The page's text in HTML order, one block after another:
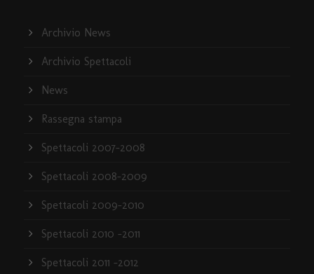
Archivio News
Archivio Spettacoli
News
Rassegna stampa
Spettacoli 2007-2008
Spettacoli 2008-2009
Spettacoli 2009-2010
Spettacoli 2010 -2011
Spettacoli 2011 -2012